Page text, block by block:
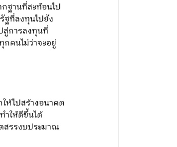
ฐานที่สะท้อนไป
ฐที่ลงทุนไปยัง
สู่การลงทุนที่
คนไม่ว่าจะอยู่
ห้ไปสร้างอนาคต
ำให้ดีขึ้นได้
สรรงบประมาณ